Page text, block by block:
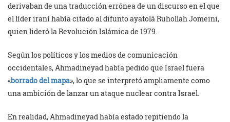
derivaban de una traducción errónea de un discurso en el que
el líder iraní había citado al difunto ayatolá Ruhollah Jomeini,
quien lideró la Revolución Islámica de 1979.
Según los políticos y los medios de comunicación
occidentales, Ahmadineyad había pedido que Israel fuera
«borrado del mapa», lo que se interpretó ampliamente como
una ambición de lanzar un ataque nuclear contra Israel.
En realidad, Ahmadineyad había estado repitiendo la